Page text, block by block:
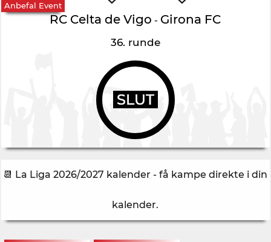
RC Celta de Vigo - Girona FC
36. runde
SLUT
Anbefal Event
📆 La Liga 2026/2027 kalender - få kampe direkte i din
kalender.